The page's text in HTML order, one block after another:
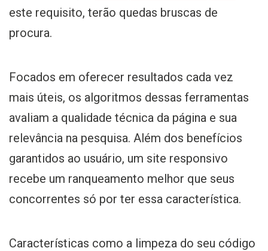
este requisito, terão quedas bruscas de
procura.
Focados em oferecer resultados cada vez
mais úteis, os algoritmos dessas ferramentas
avaliam a qualidade técnica da página e sua
relevância na pesquisa. Além dos benefícios
garantidos ao usuário, um site responsivo
recebe um ranqueamento melhor que seus
concorrentes só por ter essa característica.
Características como a limpeza do seu código